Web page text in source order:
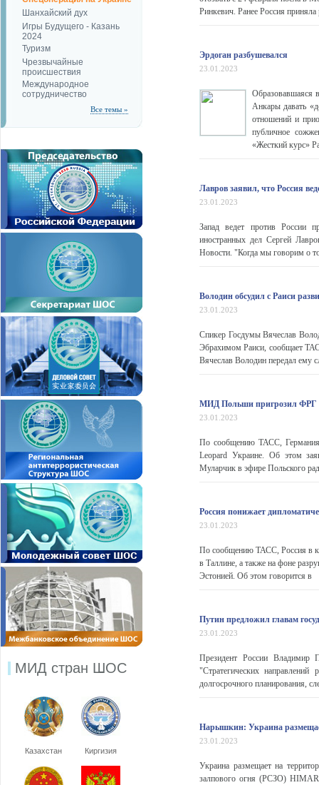
Шанхайский дух
Игры Будущего - Казань
2024
Туризм
Чрезвычайные
происшествия
Международное
сотрудничество
Все темы »
МИД стран ШОС
Казахстан Киргизия
Ринкевич. Ранее Россия
Эрдоган разбушевался
23.01.2023
Образовавшаяся
Анкары давать
отношений и
публичное
«Жесткий курс»
Лавров заявил, что Россия
23.01.2023
Запад ведет против России
иностранных дел Сергей
Новости. "Когда мы говорим о
Володин обсудил с Раиси
23.01.2023
Спикер Госдумы Вячеслав
Эбрахимом Раиси, сообщает
Вячеслав Володин передал ему
МИД Польши пригрозил ФРГ
23.01.2023
По сообщению ТАСС, Германия
Leopard Украине. Об этом
Муларчик в эфире Польского
Россия понижает
23.01.2023
По сообщению ТАСС, Роcсия в
в Таллине, а также на фоне
Эстонией. Об этом говорится в
Путин предложил главам
23.01.2023
Президент России Владимир
"Стратегических
долгосрочного планирования,
Нарышкин: Украина
23.01.2023
Украина размещает на
залпового огня (РСЗО)